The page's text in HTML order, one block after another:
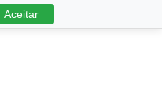
Aceitar